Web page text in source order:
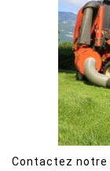
Contactez notre